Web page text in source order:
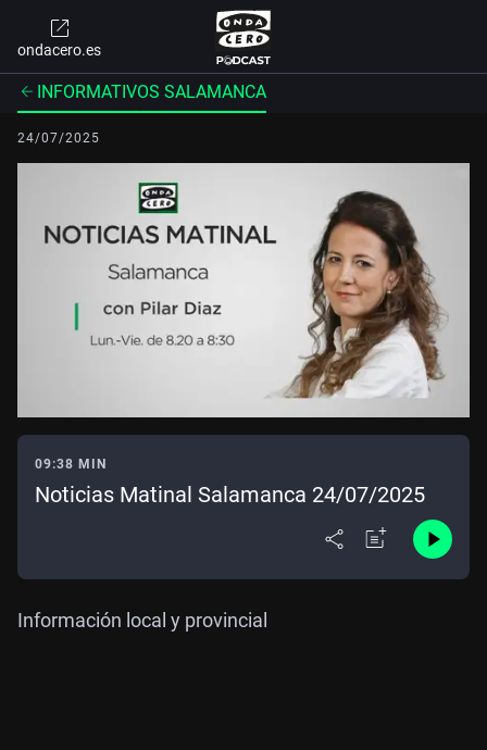
ondacero.es
INFORMATIVOS SALAMANCA
24/07/2025
09:38 MIN
Noticias Matinal Salamanca 24/07/2025
Información local y provincial